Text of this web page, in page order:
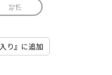
ただけます。
定性
り』に追加